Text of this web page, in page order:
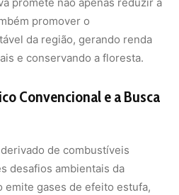
promover o
da região, gerando renda
e conservando a floresta.
Convencional e a Busca
de combustíveis
desafios ambientais da
emite gases de efeito estufa,